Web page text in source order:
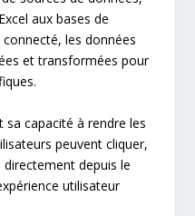
aux bases de
les données
et transformées pour
capacité à rendre les
peuvent cliquer,
depuis le
utilisateur